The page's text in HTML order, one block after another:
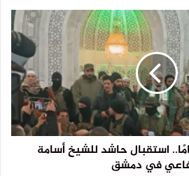
غياب دام 13 عامًا.. استقبال حاشد للشيخ أسامة
في دمشق